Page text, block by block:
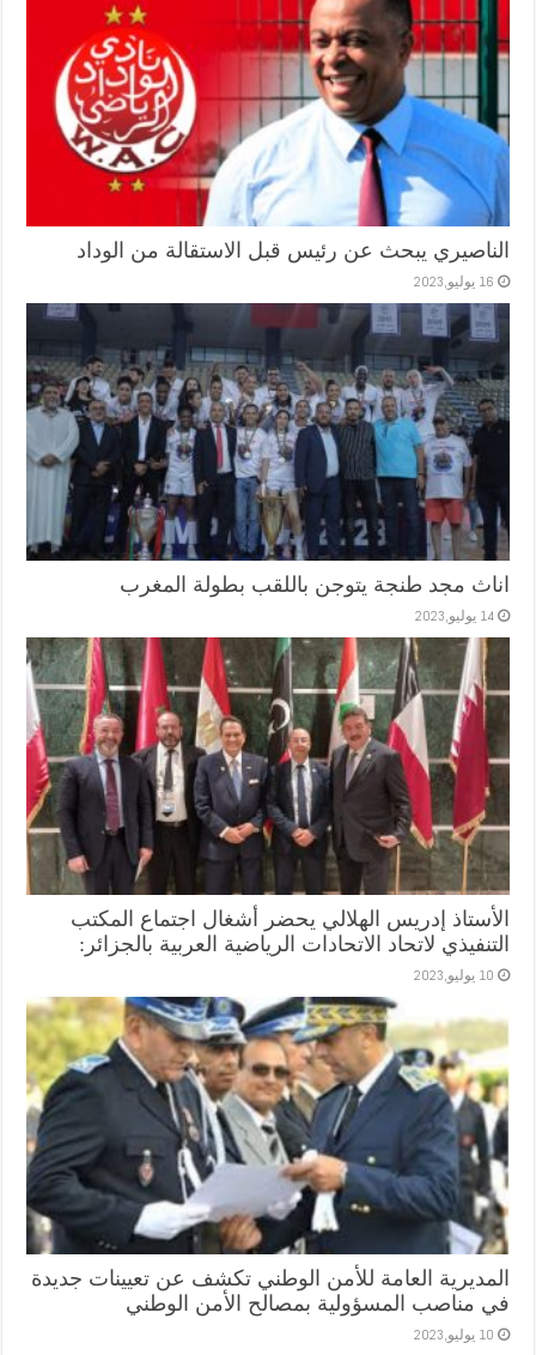
الناصيري يبحث عن رئيس قبل الاستقالة من الوداد
16 يوليو,2023
اناث مجد طنجة يتوجن باللقب بطولة المغرب
14 يوليو,2023
الأستاذ إدريس الهلالي يحضر أشغال اجتماع المكتب
التنفيذي لاتحاد الاتحادات الرياضية العربية بالجزائر:
10 يوليو,2023
المديرية العامة للأمن الوطني تكشف عن تعيينات جديدة
في مناصب المسؤولية بمصالح الأمن الوطني
10 يوليو,2023